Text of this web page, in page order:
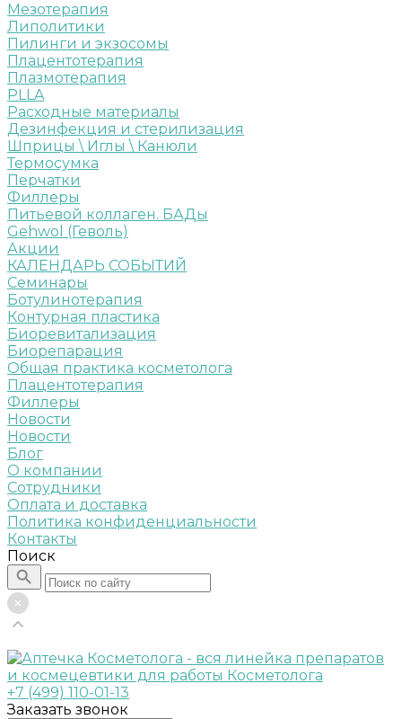
Мезотерапия
Липолитики
Пилинги и экзосомы
Плацентотерапия
Плазмотерапия
PLLA
Расходные материалы
Дезинфекция и стерилизация
Шприцы \ Иглы \ Канюли
Термосумка
Перчатки
Филлеры
Питьевой коллаген. БАДы
Gehwol (Геволь)
Акции
КАЛЕНДАРЬ СОБЫТИЙ
Семинары
Ботулинотерапия
Контурная пластика
Биоревитализация
Биорепарация
Общая практика косметолога
Плацентотерапия
Филлеры
Новости
Новости
Блог
О компании
Сотрудники
Оплата и доставка
Политика конфиденциальности
Контакты
Поиск
+7 (499) 110-01-13
Заказать звонок